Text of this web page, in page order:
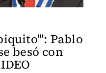
Pablo
besó con